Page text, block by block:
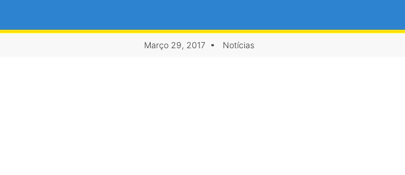
Março 29, 2017 Notícias